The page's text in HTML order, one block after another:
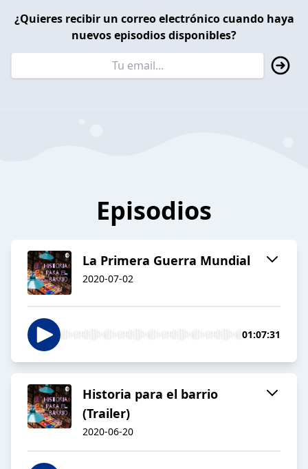
¿Quieres recibir un correo electrónico cuando haya
nuevos episodios disponibles?
Episodios
La Primera Guerra Mundial
2020-07-02
01:07:31
Historia para el barrio
(Trailer)
2020-06-20